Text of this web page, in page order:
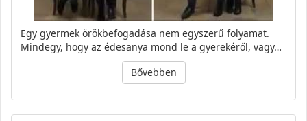
Egy gyermek örökbefogadása nem egyszerű folyamat.
Mindegy, hogy az édesanya mond le a gyerekéről, vagy…
Bővebben